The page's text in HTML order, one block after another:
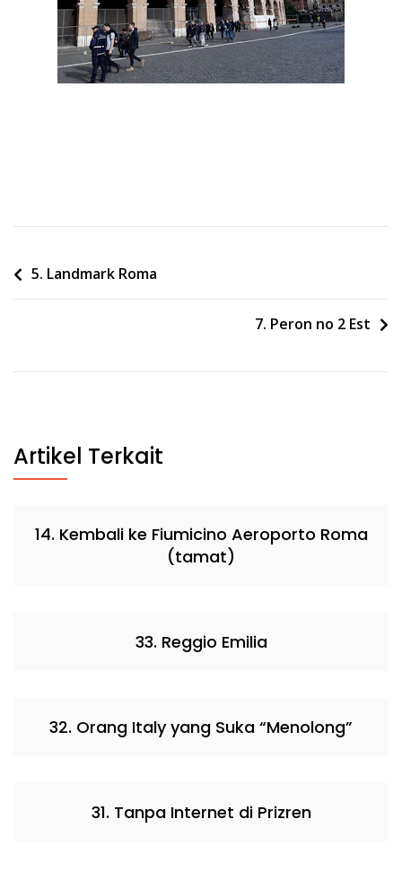
Post
5. Landmark Roma
7. Peron no 2 Est
Artikel Terkait
14. Kembali ke Fiumicino Aeroporto Roma
(tamat)
33. Reggio Emilia
32. Orang Italy yang Suka “Menolong”
31. Tanpa Internet di Prizren